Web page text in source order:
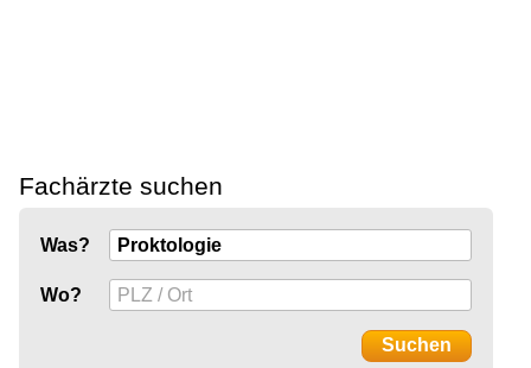
Fachärzte suchen
Was?
Wo?